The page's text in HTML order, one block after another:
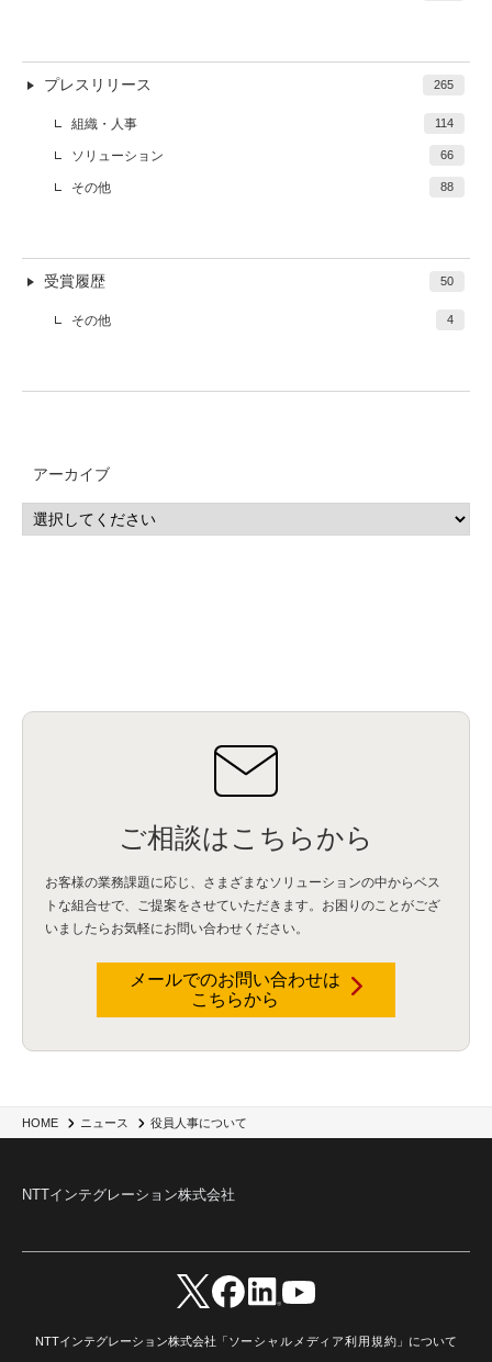
HOME ニュース 役員人事について
プレスリリース 265
組織・人事 114
ソリューション 66
その他 88
受賞履歴 50
その他 4
アーカイブ
ご相談はこちらから
お客様の業務課題に応じ、さまざまなソリューションの中からベス
トな組合せで、
ご提案をさせていただきます。お困りのことがござ
いましたらお気軽にお問い合わせください。
メールでのお問い合わせは
こちらから
NTTインテグレーション株式会社
NTTインテグレーション株式会社「ソーシャルメディア利用規約 」について